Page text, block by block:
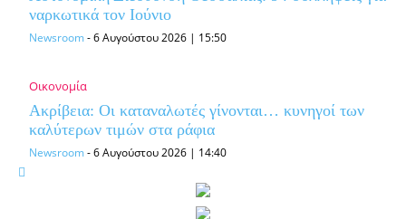
ναρκωτικά τον Ιούνιο
Newsroom-6 Αυγούστου 2026 | 15:50
Οικονομία
Ακρίβεια: Οι καταναλωτές γίνονται… κυνηγοί των
καλύτερων τιμών στα ράφια
Newsroom-6 Αυγούστου 2026 | 14:40